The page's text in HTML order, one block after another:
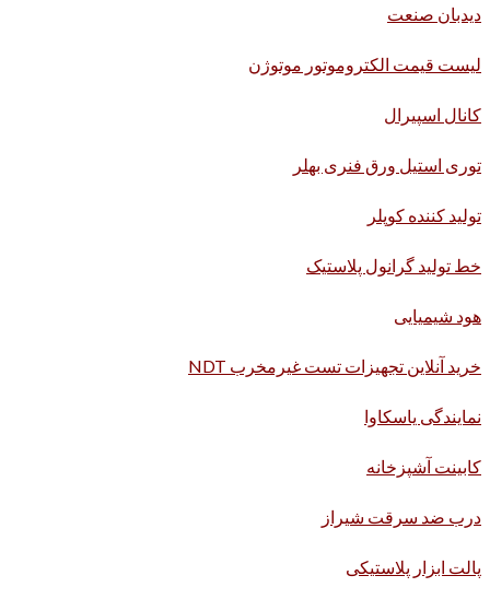
دیدبان صنعت
لیست قیمت الکتروموتور موتوژن
کانال اسپیرال
توری استیل ورق فنری بهلر
تولید کننده کوپلر
خط تولید گرانول پلاستیک
هود شیمیایی
خرید آنلاین تجهیزات تست غیرمخرب NDT
نمایندگی یاسکاوا
کابینت آشپزخانه
درب ضد سرقت شیراز
پالت ابزار پلاستیکی